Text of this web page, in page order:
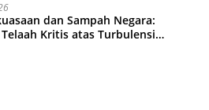
dan Sampah Negara:
Kritis atas Turbulensi